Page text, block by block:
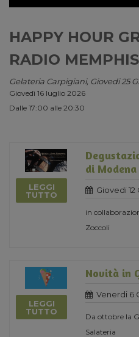
HAPPY HOUR
RADIO
Gelateria Carpigiani, Giovedi 25
Giovedì 16 luglio 2026
Dalle 17:00 alle 20:30
LEGGI
TUTTO
di
Giovedi
in
Zoccoli
LEGGI
TUTTO
Novità in
Venerdi 6
Da ottobre la
Salateria